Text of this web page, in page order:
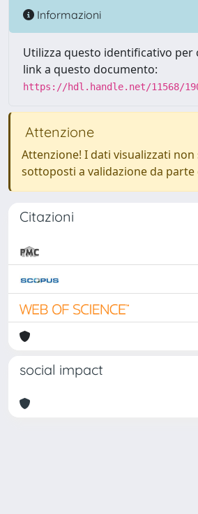
Informazioni
Utilizza questo identificativo per
link a questo documento:
https://hdl.handle.net/11568/
Attenzione
Attenzione! I dati visualizzati
sottoposti a validazione da parte
Citazioni
social impact